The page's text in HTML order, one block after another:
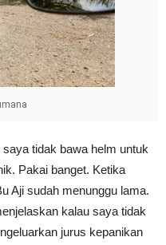
tidak bawa helm untuk
Pakai banget. Ketika
Aji sudah menunggu lama.
kalau saya tidak
jurus kepanikan